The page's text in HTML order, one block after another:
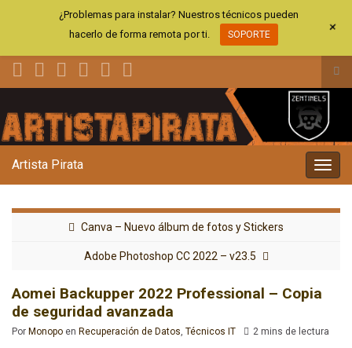
el
la
Artista Pirata
Canva – Nuevo álbum de fotos y Stickers
Adobe Photoshop CC 2022 – v23.5
Aomei Backupper 2022 Professional – Copia
de seguridad avanzada
Por Monopo en Recuperación de Datos, Técnicos IT 2 mins de lectura
¿Problemas para instalar? Nuestros técnicos pueden
hacerlo de forma remota por ti.
SOPORTE +